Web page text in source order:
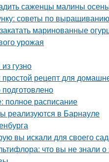
саженцы малины
советы по выращиванию
маринованные
урожая
гузно
рецепт для
полное расписание
реализуются в Барнауле
вы искали для своего
что вы не знали о